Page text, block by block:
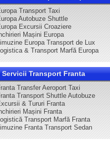
Transport Taxi
Autobuze Shuttle
Excursii Croaziere
Mașini Europa
Europa Transport de Lux
& Transport Marfă Europa
Servicii Transport Franta
Transfer Aeroport Taxi
Transport Shuttle Autobuze
& Tururi Franta
Mașini Franta
Transport Marfă Franta
Franta Transport Sedan